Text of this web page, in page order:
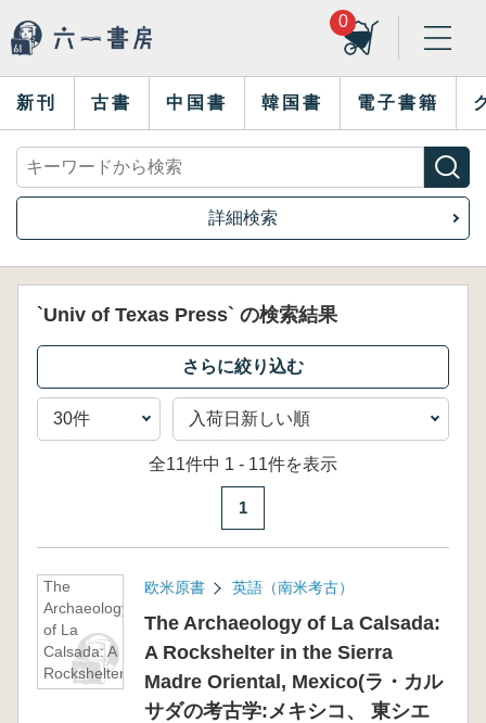
0
新刊 古書 中国書 韓国書 電子書籍
詳細検索
`Univ of Texas Press` の検索結果
全11件中 1 - 11件を表示
1
The
Archaeology
of La
Calsada: A
Rockshelter
in the Sierra
欧米原書 英語（南米考古）
The Archaeology of La Calsada:
A Rockshelter in the Sierra
Madre Oriental, Mexico(ラ・カル
サダの考古学:メキシコ、 東シエ